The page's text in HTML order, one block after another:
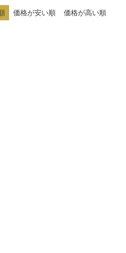
込んだ
洋酒で香
巻。力強くも滋味深い一杯
価格が安い順 価格が高い順